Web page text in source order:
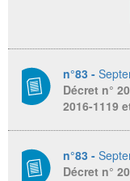
n°83 -
Décret n°
2016-1119
n°83 -
Décret n°